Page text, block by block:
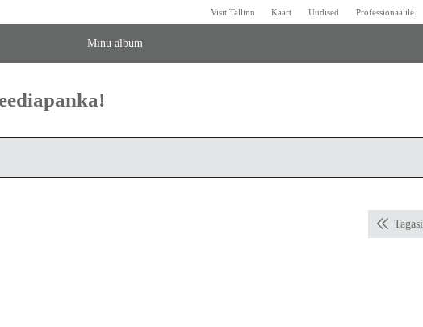
Visit Tallinn Kaart Uudised Professionaalile
Minu album
Tagasi